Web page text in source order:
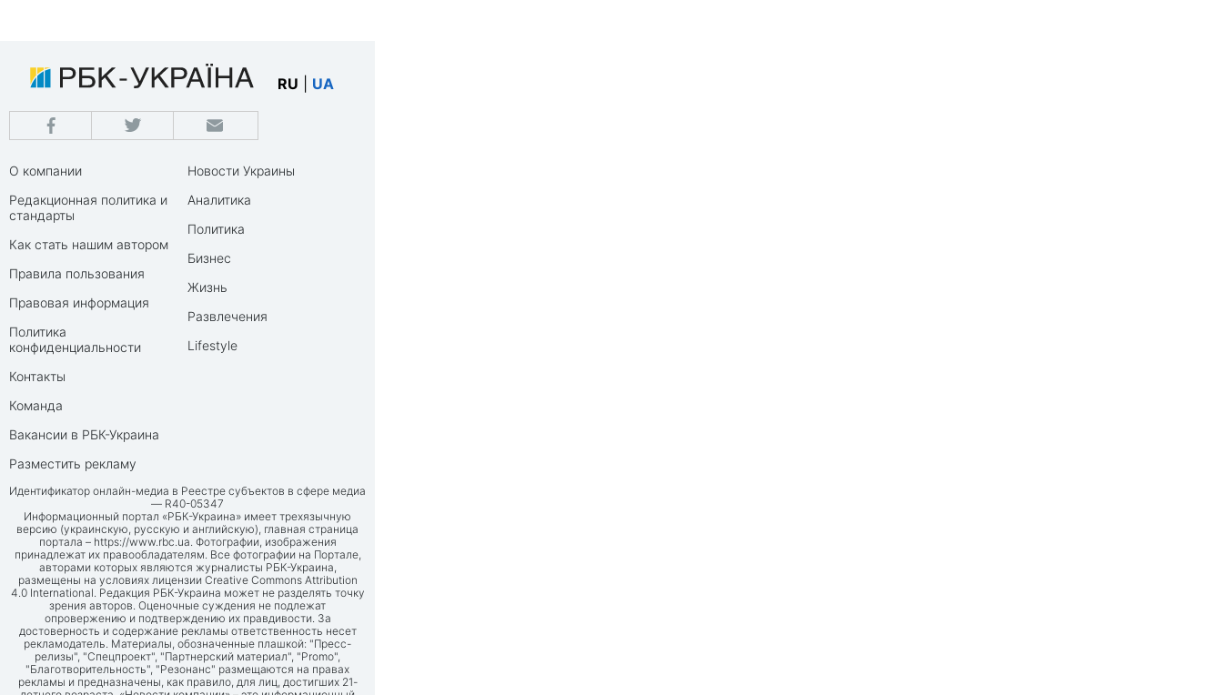
RU UA
О компании
Редакционная политика и
стандарты
Как стать нашим автором
Правила пользования
Правовая информация
Политика
конфиденциальности
Контакты
Команда
Вакансии в РБК-Украина
Разместить рекламу
Новости Украины
Аналитика
Политика
Бизнес
Жизнь
Развлечения
Lifestyle
Идентификатор онлайн-медиа в Реестре субъектов в сфере медиа
— R40-05347
Информационный портал «РБК-Украина» имеет трехязычную
версию (украинскую, русскую и английскую), главная страница
портала – https://www.rbc.ua. Фотографии, изображения
принадлежат их правообладателям. Все фотографии на Портале,
авторами которых являются журналисты РБК-Украина,
размещены на условиях лицензии Creative Commons Attribution
4.0 International. Редакция РБК-Украина может не разделять точку
зрения авторов. Оценочные суждения не подлежат
опровержению и подтверждению их правдивости. За
достоверность и содержание рекламы ответственность несет
рекламодатель. Материалы, обозначенные плашкой: "Пресс-
релизы", "Спецпроект", "Партнерский материал", "Promo",
"Благотворительность", "Резонанс" размещаются на правах
рекламы и предназначены, как правило, для лиц, достигших 21-